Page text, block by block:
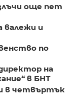
още пет
валежи и
по
на
в БНТ
в четвъртък